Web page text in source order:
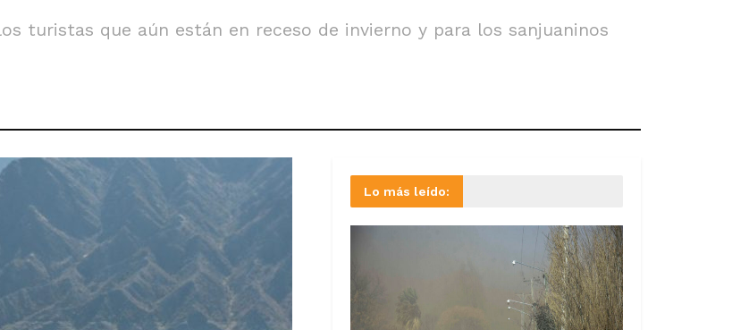
turistas que aún están en receso de invierno y para los sanjuaninos
Lo más leído: